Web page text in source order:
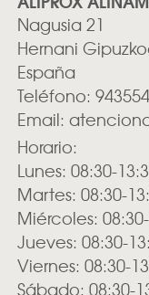
Nagusia 21
Hernani
España
Teléfono:
Email:
Horario:
Lunes: 08:30-
Martes: 08:30-
Miércoles:
Jueves: 08:30-
Viernes: 08:30-
Sábado: 08:30-